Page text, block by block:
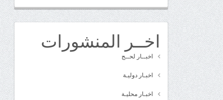
اخــر المنشورات
اخبــار لحــج
اخبـار دوليـة
اخبـار محليـة